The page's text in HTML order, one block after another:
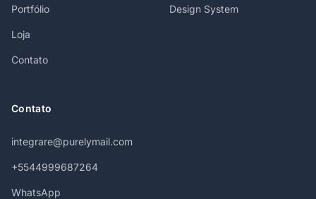
Portfólio
Loja
Contato
Design System
Contato
integrare@purelymail.com
+5544999687264
WhatsApp